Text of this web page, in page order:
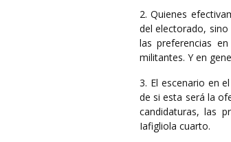
2. Quienes
del electorado,
las preferencias
militantes. Y en
3. El escenario en
de si esta será la
candidaturas, las
Iafigliola cuarto.